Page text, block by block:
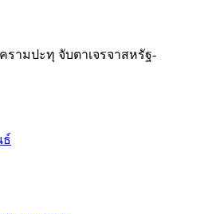
รามปะทุ จับตาเจรจาสหรัฐ-
ธ์